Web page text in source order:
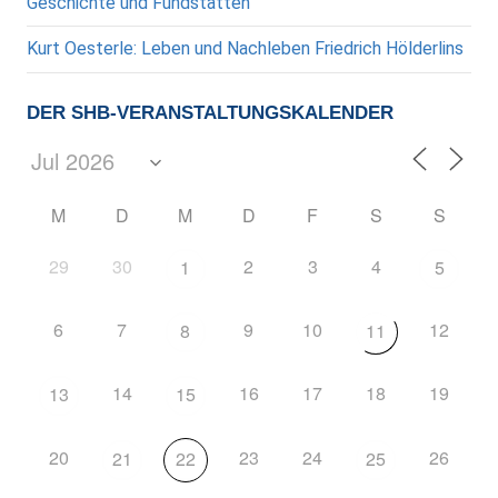
Kurt Oesterle: Leben und Nachleben Friedrich Hölderlins
DER SHB-VERANSTALTUNGSKALENDER
M D M D F S S
29 30 1 2 3 4 5
6 7 8 9 10 11 12
13 14 15 16 17 18 19
20 21 22 23 24 25 26